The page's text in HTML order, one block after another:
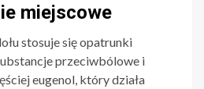
miejscowe
stosuje się opatrunki
przeciwbólowe i
eugenol, który działa